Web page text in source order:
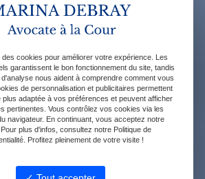
Email
contact@avocatdebray.fr
Horaires
Lundi - Vendredi : 9h - 19h
des cookies pour améliorer votre expérience. Les
garantissent le bon fonctionnement du site, tandis
nous aident à comprendre comment vous
de personnalisation et publicitaires permettent
plus adaptée à vos préférences et peuvent afficher
pertinentes. Vous contrôlez vos cookies via les
navigateur. En continuant, vous acceptez notre
plus d'infos, consultez notre Politique de
Profitez pleinement de votre visite !